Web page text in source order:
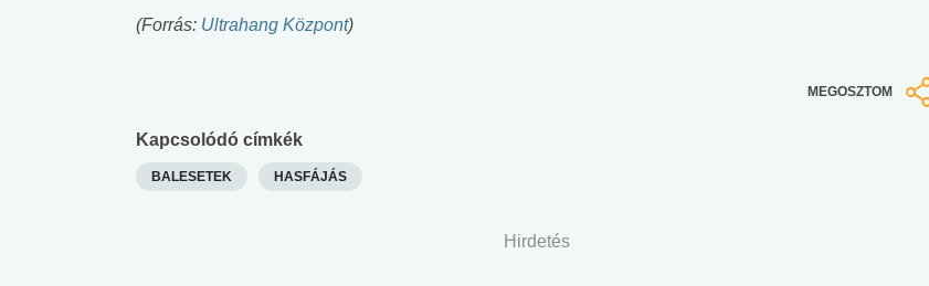
(Forrás: Ultrahang Központ)
MEGOSZTOM
Kapcsolódó címkék
BALESETEK HASFÁJÁS
Hirdetés